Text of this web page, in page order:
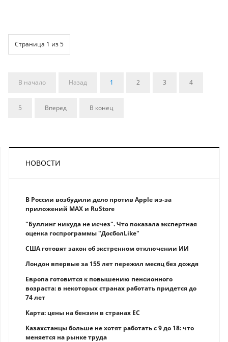
Страница 1 из 5
В начало Назад 1 2 3 4
5 Вперед В конец
НОВОСТИ
В России возбудили дело против Apple из-за
приложений MAX и RuStore
"Буллинг никуда не исчез". Что показала экспертная
оценка госпрограммы "ДосболLike"
США готовят закон об экстренном отключении ИИ
Лондон впервые за 155 лет пережил месяц без дождя
Европа готовится к повышению пенсионного
возраста: в некоторых странах работать придется до
74 лет
Карта: цены на бензин в странах ЕС
Казахстанцы больше не хотят работать с 9 до 18: что
меняется на рынке труда